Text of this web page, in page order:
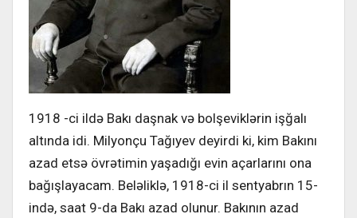
1918 -ci ildə Bakı daşnak və bolşeviklərin işğalı
altında idi. Milyonçu Tağıyev deyirdi ki, kim Bakını
azad etsə övrətimin yaşadığı evin açarlarını ona
bağışlayacam. Beləliklə, 1918-ci il sentyabrın 15-
ində, saat 9-da Bakı azad olunur. Bakının azad